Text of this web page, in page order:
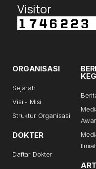
Visitor
ORGANISASI
Sejarah
Visi - Misi
Struktur Organisasi
DOKTER
Daftar Dokter